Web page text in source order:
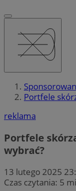
Portfele
reklama
Portfele
wybrać?
13 lutego 2025
Czas czytania: 5